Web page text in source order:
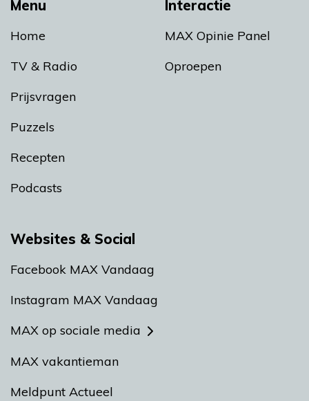
Menu
Home
TV & Radio
Prijsvragen
Puzzels
Recepten
Podcasts
Interactie
MAX Opinie Panel
Oproepen
Websites & Social
Facebook MAX Vandaag
Instagram MAX Vandaag
MAX op sociale media
MAX vakantieman
Meldpunt Actueel